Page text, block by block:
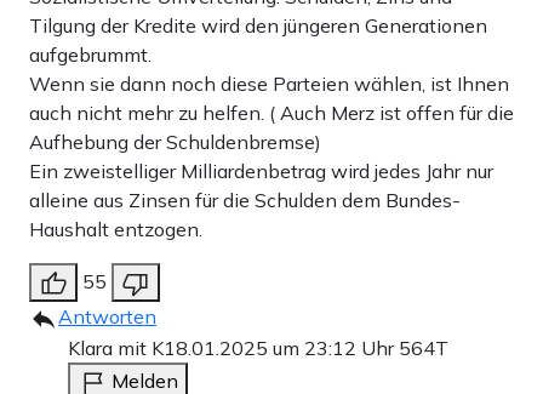
Tilgung der Kredite wird den jüngeren Generationen
aufgebrummt.
Wenn sie dann noch diese Parteien wählen, ist Ihnen
auch nicht mehr zu helfen. ( Auch Merz ist offen für die
Aufhebung der Schuldenbremse)
Ein zweistelliger Milliardenbetrag wird jedes Jahr nur
alleine aus Zinsen für die Schulden dem Bundes-
Haushalt entzogen.
55
Antworten
Klara mit K18.01.2025 um 23:12 Uhr 564T
Melden